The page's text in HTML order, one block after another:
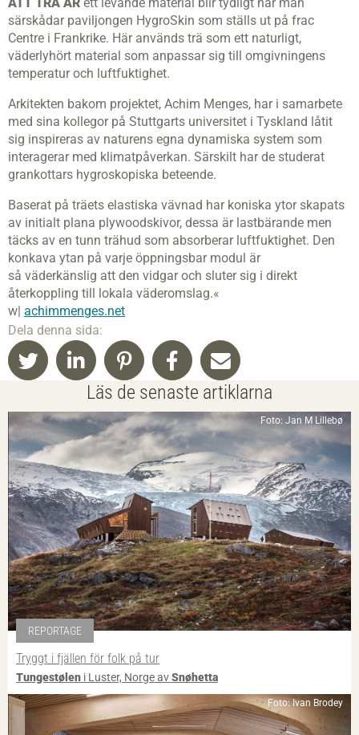
ATT TRÄ ÄR ett levande material blir tydligt när man
särskådar paviljongen HygroSkin som ställs ut på frac
Centre i Frankrike. Här används trä som ett naturligt,
väderlyhört material som anpassar sig till omgivningens
temperatur och luftfuktighet.
Arkitekten bakom projektet, Achim Menges, har i samarbete
med sina kollegor på Stuttgarts universitet i Tyskland låtit
sig inspireras av naturens egna dynamiska system som
interagerar med klimatpåverkan. Särskilt har de studerat
grankottars hygroskopiska beteende.
Baserat på träets elastiska vävnad har koniska ytor skapats
av initialt plana plywoodskivor, dessa är lastbärande men
täcks av en tunn trähud som absorberar luftfuktighet. Den
konkava ytan på varje öppningsbar modul är
så väderkänslig att den vidgar och sluter sig i direkt
återkoppling till lokala väderomslag.«
w| achimmenges.net
Dela denna sida:
Läs de senaste artiklarna
Foto: Jan M Lillebø
REPORTAGE
Tryggt i fjällen för folk på tur
Tungestølen i Luster, Norge avSnøhetta
Foto: Ivan Brodey